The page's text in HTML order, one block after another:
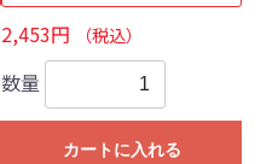
2,453円 （税込）
数量
カートに入れる